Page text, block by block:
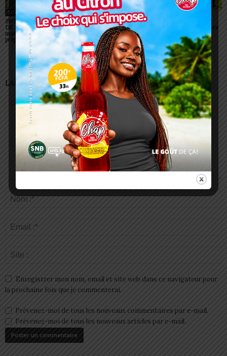
SOCIÉTÉ
SWEDD+ Togo / ECOLE
DE LA CHANCE : les
maitres-artisans se
préparent à transmettre
SOCIÉTÉ
Glory Night 2026: Sonnie
Badu fait chanter des
milliers de personnes à
Lomé
récompense les meilleurs
talents
LAISSER UN COMMENTAIRE
Enregistrer mon nom, email et site web dans ce navigateur pour
la prochaine fois que je commenterai.
Prévenez-moi de tous les nouveaux commentaires par e-mail.
Prévenez-moi de tous les nouveaux articles par e-mail.